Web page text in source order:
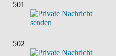
501
502